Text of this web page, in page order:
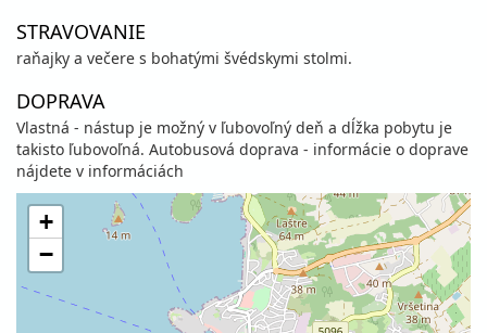
STRAVOVANIE
raňajky a večere s bohatými švédskymi stolmi.
DOPRAVA
Vlastná - nástup je možný v ľubovoľný deň a dĺžka pobytu je
takisto ľubovoľná. Autobusová doprava - informácie o doprave
nájdete v informáciách
+
−